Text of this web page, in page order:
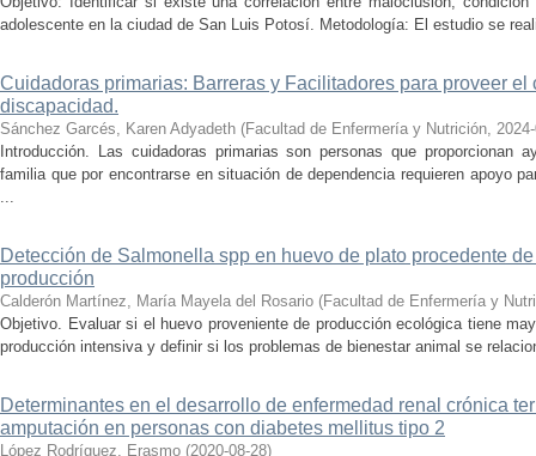
adolescente en la ciudad de San Luis Potosí. Metodología: El estudio se
Cuidadoras primarias: Barreras y Facilitadores para proveer el
discapacidad.
Sánchez Garcés, Karen Adyadeth (Facultad de Enfermería y Nutrición,
Introducción. Las cuidadoras primarias son personas que proporcionan
familia que por encontrarse en situación de dependencia requieren apoyo
...
Detección de Salmonella spp en huevo de plato procedente
producción
Calderón Martínez, María Mayela del Rosario (Facultad de Enfermería y
Objetivo. Evaluar si el huevo proveniente de producción ecológica tiene
producción intensiva y definir si los problemas de bienestar animal se
Determinantes en el desarrollo de enfermedad renal crónica
amputación en personas con diabetes mellitus tipo 2
López Rodríguez, Erasmo (2020-08-28)